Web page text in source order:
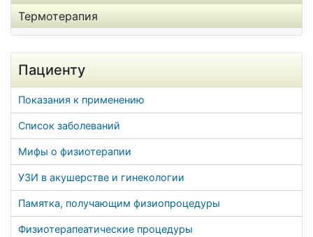
Термотерапия
Пациенту
Показания к применению
Список заболеваний
Мифы о физиотерапии
УЗИ в акушерстве и гинекологии
Памятка, получающим физиопроцедуры
Физиотерапеатические процедуры